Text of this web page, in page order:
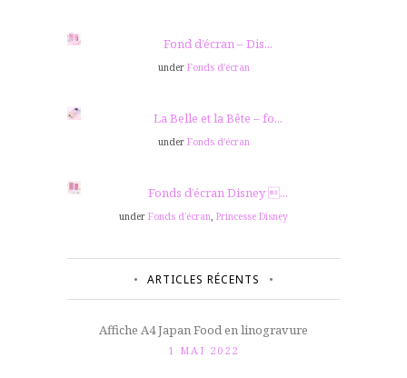
Fond d’écran – Dis...
under Fonds d'écran
La Belle et la Bête – fo...
under Fonds d'écran
Fonds d’écran Disney ...
under Fonds d'écran Princesse Disney
ARTICLES RÉCENTS
Affiche A4 Japan Food en linogravure
1 MAI 2022